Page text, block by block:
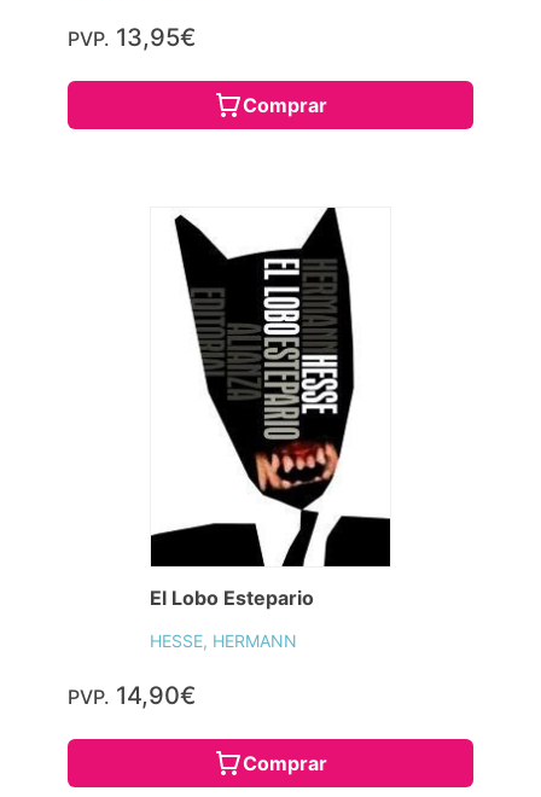
PVP. 13,95€
Comprar
El Lobo Estepario
HESSE, HERMANN
PVP. 14,90€
Comprar